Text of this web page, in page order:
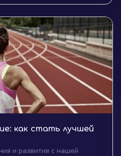
как стать лучшей
и развития с нашей